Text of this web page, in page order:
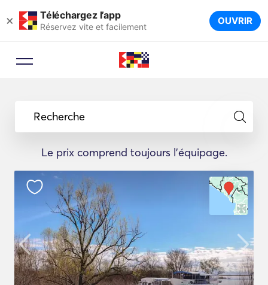
× Téléchargez l’app
Réservez vite et facilement OUVRIR
Recherche
Le prix comprend toujours l'équipage.